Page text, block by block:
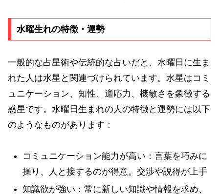
水曜生れの特徴・運勢
一般的な占星術や伝統的な占いだと、水曜日に生ま
れた人は水星と関連づけられています。水星はコミ
ュニケーション、知性、適応力、機敏さを象徴する
惑星です。水曜日生まれの人の特徴と運勢には以下
のようなものがあります：
コミュニケーション能力が高い：言葉を巧みに
操り、人と接するのが得意。交渉や説得が上手
知識欲が強い：常に新しい知識や情報を求め、